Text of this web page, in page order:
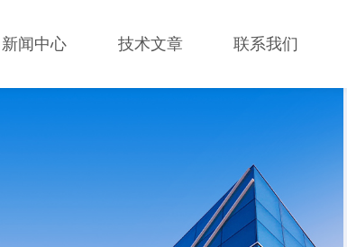
新闻中心 技术文章 联系我们